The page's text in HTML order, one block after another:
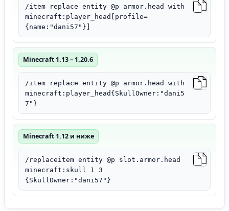
/item replace entity @p armor.head with
minecraft:player_head[profile=
{name:"dani57"}]
Minecraft 1.13 – 1.20.6
/item replace entity @p armor.head with
minecraft:player_head{SkullOwner:"dani5
7"}
Minecraft 1.12 и ниже
/replaceitem entity @p slot.armor.head
minecraft:skull 1 3
{SkullOwner:"dani57"}